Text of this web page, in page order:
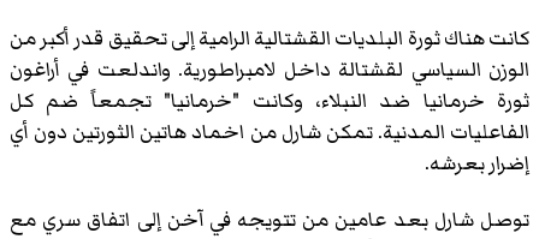
كانت هناكثورة البلديات القشتاليةالرامية إلى تحقيق قدر أكبر من
الوزن السياسي لقشتالة داخل لامبراطورية. واندلعت في أراغون
ثورة خرمانيا ضد النبلاء، وكانت "خرمانيا" تجمعاً ضم كل
الفاعليات المدنية. تمكن شارل من اخماد هاتين الثورتين دون أي
إضرار بعرشه.
توصل شارل بعد عامين من تتويجه في آخن إلى اتفاق سري مع